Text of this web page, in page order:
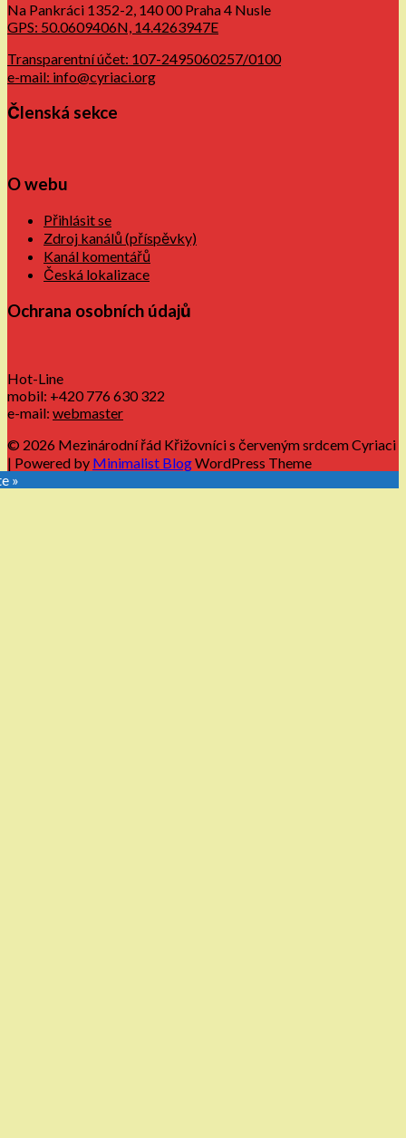
Na Pankráci 1352-2, 140 00 Praha 4 Nusle
GPS: 50.0609406N, 14.4263947E
Transparentní účet: 107-2495060257/0100
e-mail: info@cyriaci.org
Členská sekce
O webu
Přihlásit se
Zdroj kanálů (příspěvky)
Kanál komentářů
Česká lokalizace
Ochrana osobních údajů
Hot-Line
mobil: +420 776 630 322
e-mail: webmaster
© 2026 Mezinárodní řád Křižovníci s červeným srdcem Cyriaci
| Powered by Minimalist BlogWordPress Theme
»